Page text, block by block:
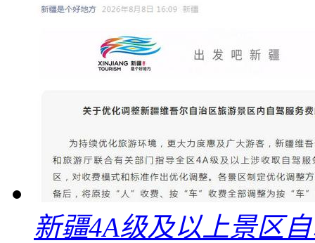
新疆4A级及以上景区